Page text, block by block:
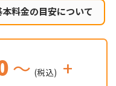
本料金の目安について
～ (税込) +